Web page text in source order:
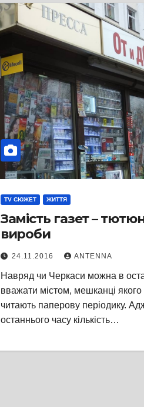
TV СЮЖЕТ ЖИТТЯ
Замість газет –
вироби
24.11.2016 ANTENNA
Навряд чи Черкаси можна в
вважати містом, мешканці якого
читають паперову періодику.
останнього часу кількість…